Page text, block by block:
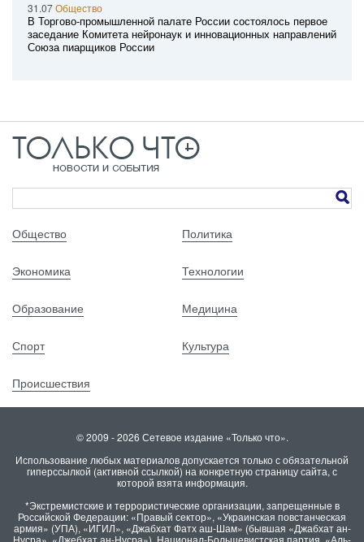
31.07Общество
В Торгово-промышленной палате России состоялось первое
заседание Комитета нейронаук и инновационных направлений
Союза пиарщиков России
Общество Политика
Экономика Технологии
Образование Медицина
Спорт Культура
Происшествия
© 2009 - 2026 Сетевое издание «Только что».
Использование любых материалов допускается только с обязательной
гиперссылкой (активной ссылкой) на конкретную страницу сайта, с
которой взята информация.
*Экстремистские и террористические организации, запрещенные в
Российской Федерации: «Правый сектор», «Украинская повстанческая
армия» (УПА), «ИГИЛ», «Джабхат Фатх аш-Шам» (бывшая «Джабхат ан-
Нусра», «Джебхат ан-Нусра»), Национал-Большевистская партия, «Аль-